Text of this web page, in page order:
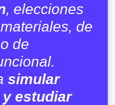
, elecciones
de
de
simular
estudiar